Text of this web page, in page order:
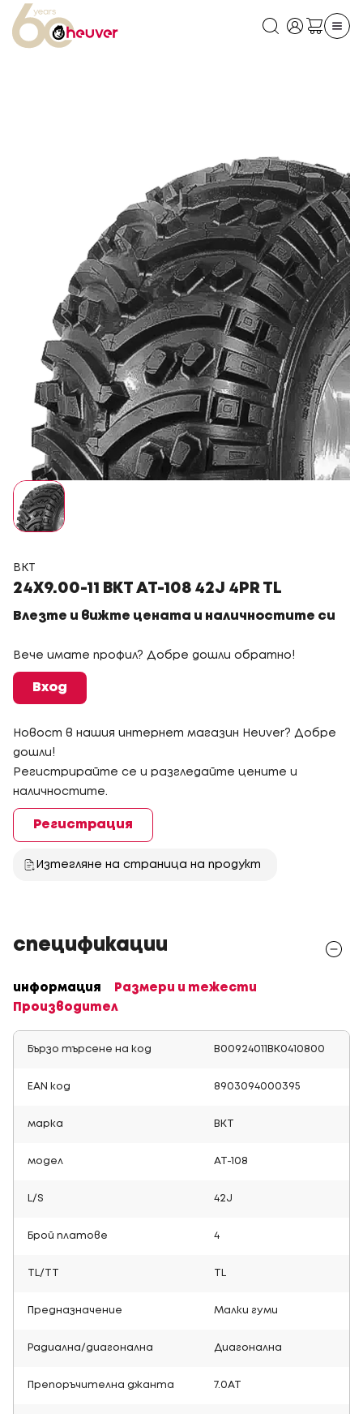
BKT
24X9.00-11 BKT AT-108 42J 4PR TL
Влезте и вижте цената и наличностите си
Вече имате профил? Добре дошли обратно!
Вход
Новост в нашия интернет магазин Heuver? Добре
дошли!
Регистрирайте се и разгледайте цените и
наличностите.
Регистрация
Изтегляне на страница на продукт
спецификации
информация
Размери и тежести
Производител
Бързо търсене на код B00924011BK0410800
EAN код 8903094000395
марка BKT
модел AT-108
L/S 42J
Брой платове 4
TL/TT
Предназначение Малки гуми
Радиална/диагонална Диагонална
Препоръчителна джанта 7.0AT